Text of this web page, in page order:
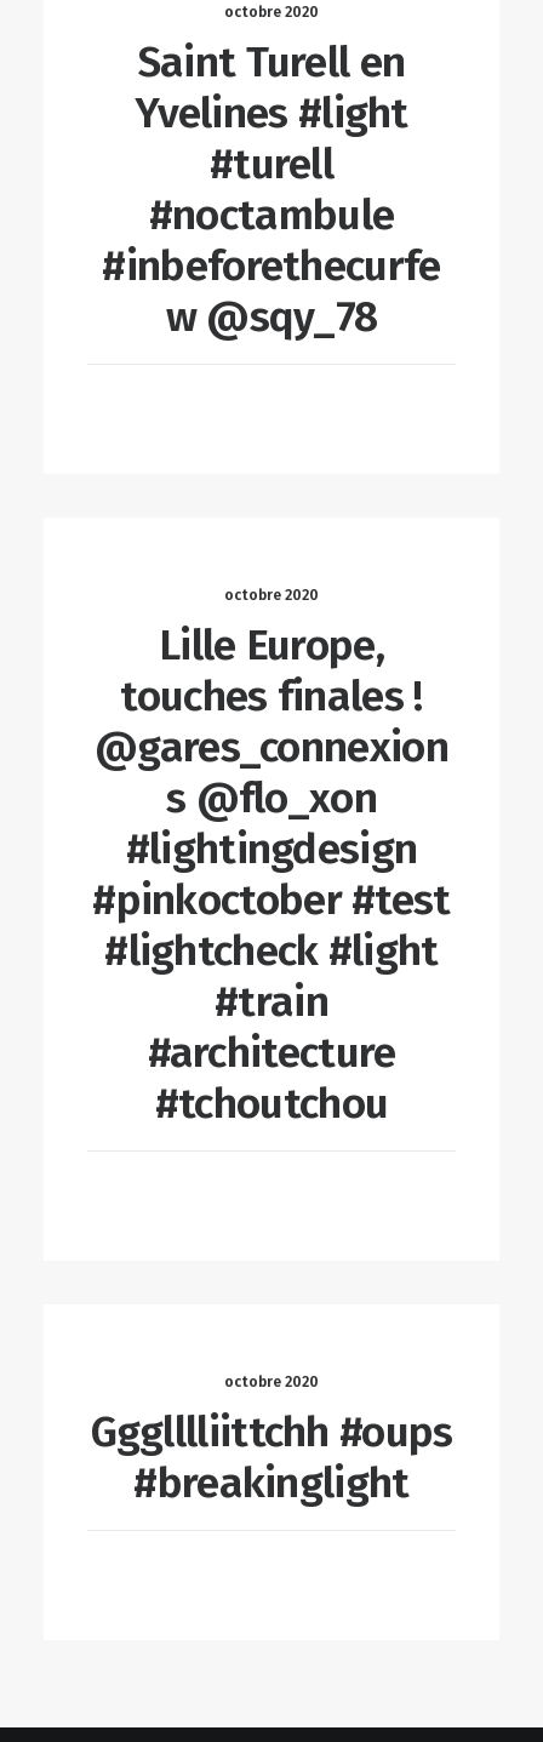
octobre 2020
Saint Turell en
Yvelines #light
#turell
#noctambule
#inbeforethecurfe
w @sqy_78
octobre 2020
Lille Europe,
touches finales !
@gares_connexion
s @flo_xon
#lightingdesign
#pinkoctober #test
#lightcheck #light
#train
#architecture
#tchoutchou
octobre 2020
Ggglllliittchh #oups
#breakinglight